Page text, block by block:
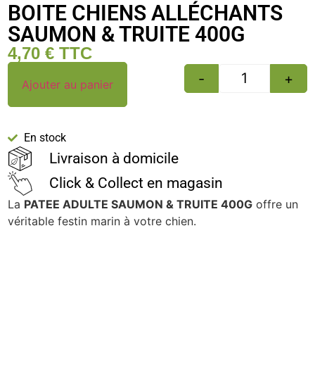
BOITE CHIENS ALLÉCHANTS
SAUMON & TRUITE 400G
4,70€ TTC
- +
Ajouter au panier
En stock
Livraison à domicile
Click & Collect en magasin
La PATEE ADULTE SAUMON & TRUITE 400G offre un
véritable festin marin à votre chien.